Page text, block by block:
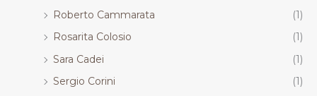
Roberto Cammarata
(1)
Rosarita Colosio
(1)
Sara Cadei
(1)
Sergio Corini
(1)